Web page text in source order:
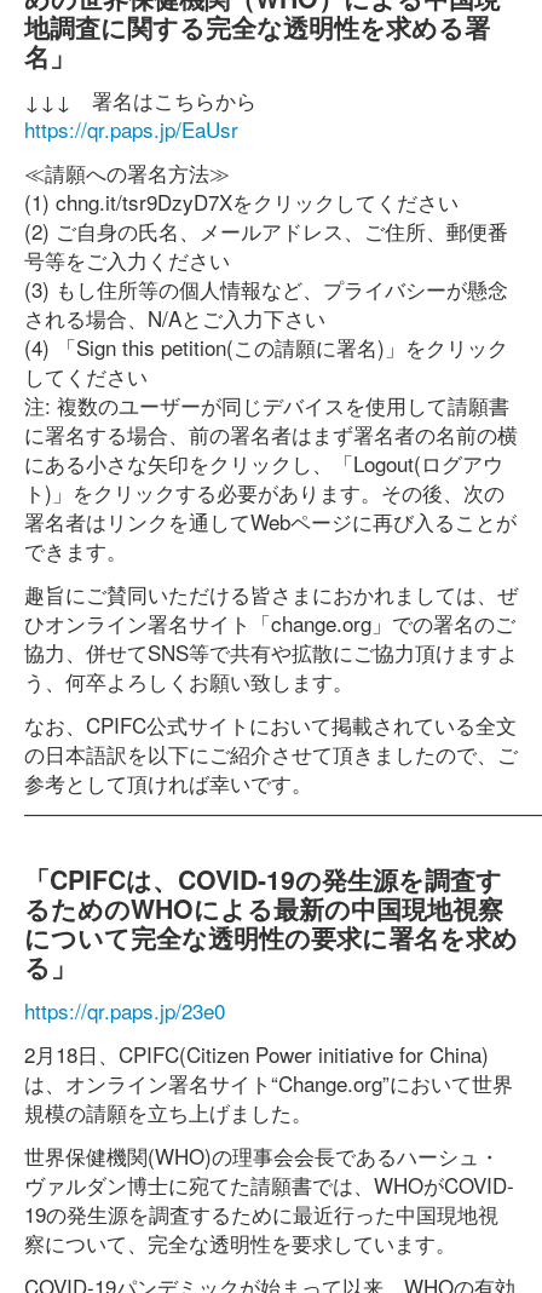
地調査に関する完全な透明性を求める署
名」
↓↓↓ 署名はこちらから
https://qr.paps.jp/EaUsr
≪請願への署名方法≫
(1) chng.it/tsr9DzyD7Xをクリックしてください
(2) ご自身の氏名、メールアドレス、ご住所、郵便番
号等をご入力ください
(3) もし住所等の個人情報など、プライバシーが懸念
される場合、N/Aとご入力下さい
(4) 「Sign this petition(この請願に署名)」をクリック
してください
注: 複数のユーザーが同じデバイスを使用して請願書
に署名する場合、前の署名者はまず署名者の名前の横
にある小さな矢印をクリックし、「Logout(ログアウ
ト)」をクリックする必要があります。その後、次の
署名者はリンクを通してWebページに再び入ることが
できます。
趣旨にご賛同いただける皆さまにおかれましては、ぜ
ひオンライン署名サイト「change.org」での署名のご
協力、併せてSNS等で共有や拡散にご協力頂けますよ
う、何卒よろしくお願い致します。
なお、CPIFC公式サイトにおいて掲載されている全文
の日本語訳を以下にご紹介させて頂きましたので、ご
参考として頂ければ幸いです。
「CPIFCは、COVID-19の発生源を調査す
るためのWHOによる最新の中国現地視察
について完全な透明性の要求に署名を求め
る」
https://qr.paps.jp/23e0
2月18日、CPIFC(Citizen Power initiative for China)
は、オンライン署名サイト“Change.org”において世界
規模の請願を立ち上げました。
世界保健機関(WHO)の理事会会長であるハーシュ・
ヴァルダン博士に宛てた請願書では、WHOがCOVID-
19の発生源を調査するために最近行った中国現地視
察について、完全な透明性を要求しています。
COVID-19パンデミックが始まって以来、WHOの有効